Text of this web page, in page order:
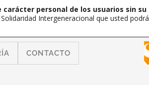
CONTACTO
personal de los usuarios sin su
Intergeneracional que usted podrá